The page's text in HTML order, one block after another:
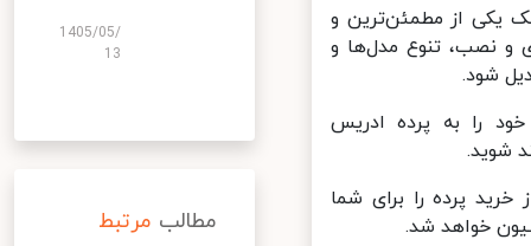
یکی از مطمئن‌ترین و
نصب، تنوع مدل‌ها و
شود.
را به پرده ادریس
شوید.
پرده را برای شما
خواهد شد.
1405/05/
13
مطالب مرتبط